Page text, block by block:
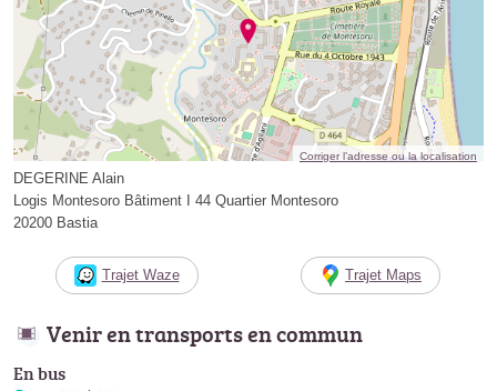
Corriger l’adresse ou la localisation
DEGERINE Alain
Logis Montesoro Bâtiment I 44 Quartier Montesoro
20200 Bastia
Trajet Waze Trajet Maps
Venir en transports en commun
En bus